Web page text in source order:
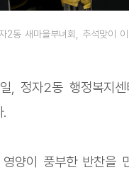
2동 새마을부녀회, 추석맞이
, 정자2동 행정복지
양이 풍부한 반찬을